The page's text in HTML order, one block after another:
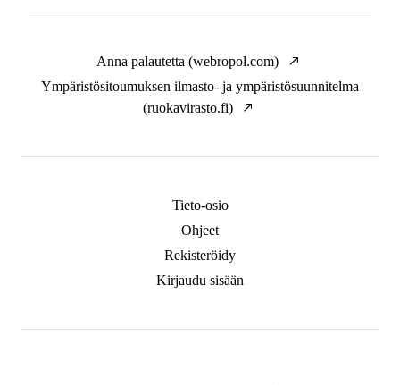
Anna palautetta (webropol.com)
Ympäristösitoumuksen ilmasto- ja ympäristösuunnitelma
(ruokavirasto.fi)
Tieto-osio
Ohjeet
Rekisteröidy
Kirjaudu sisään